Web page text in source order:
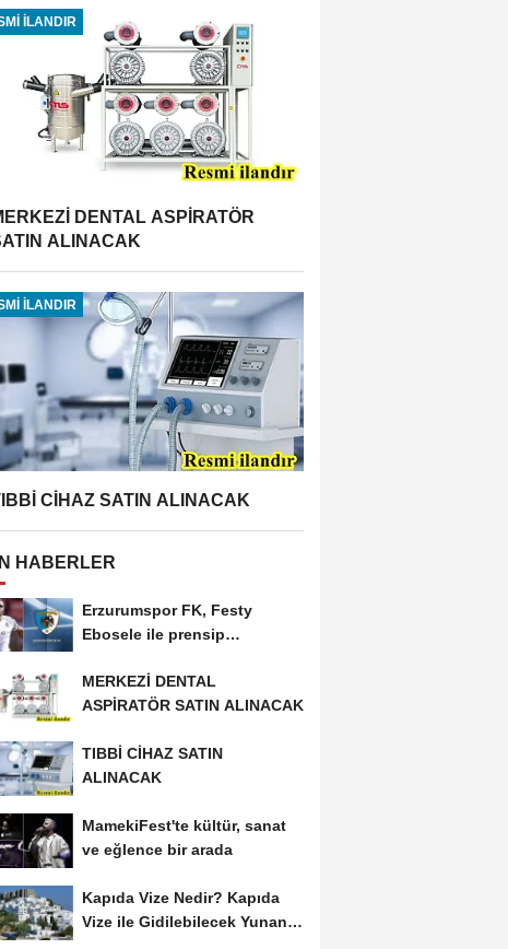
İLANDIR
DENTAL ASPİRATÖR
ALINACAK
İLANDIR
CİHAZ SATIN ALINACAK
HABERLER
Erzurumspor FK, Festy
Ebosele ile prensip
MERKEZİ DENTAL
ASPİRATÖR SATIN ALINACAK
TIBBİ CİHAZ SATIN
ALINACAK
MamekiFest'te kültür, sanat
ve eğlence bir arada
Kapıda Vize Nedir? Kapıda
Vize ile Gidilebilecek Yunan